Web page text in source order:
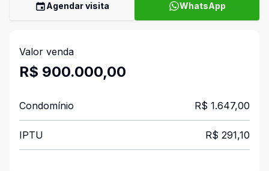
Agendar visita WhatsApp
Valor venda
R$ 900.000,00
Condomínio R$ 1.647,00
IPTU R$ 291,10